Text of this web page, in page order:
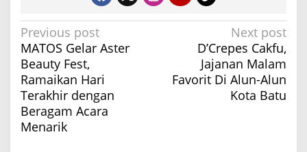
P
o
s
t
n
a
Previous post
MATOS Gelar Aster
Beauty Fest,
Ramaikan Hari
Terakhir dengan
Beragam Acara
Menarik
Next post
D’Crepes Cakfu,
Jajanan Malam
Favorit Di Alun-Alun
Kota Batu